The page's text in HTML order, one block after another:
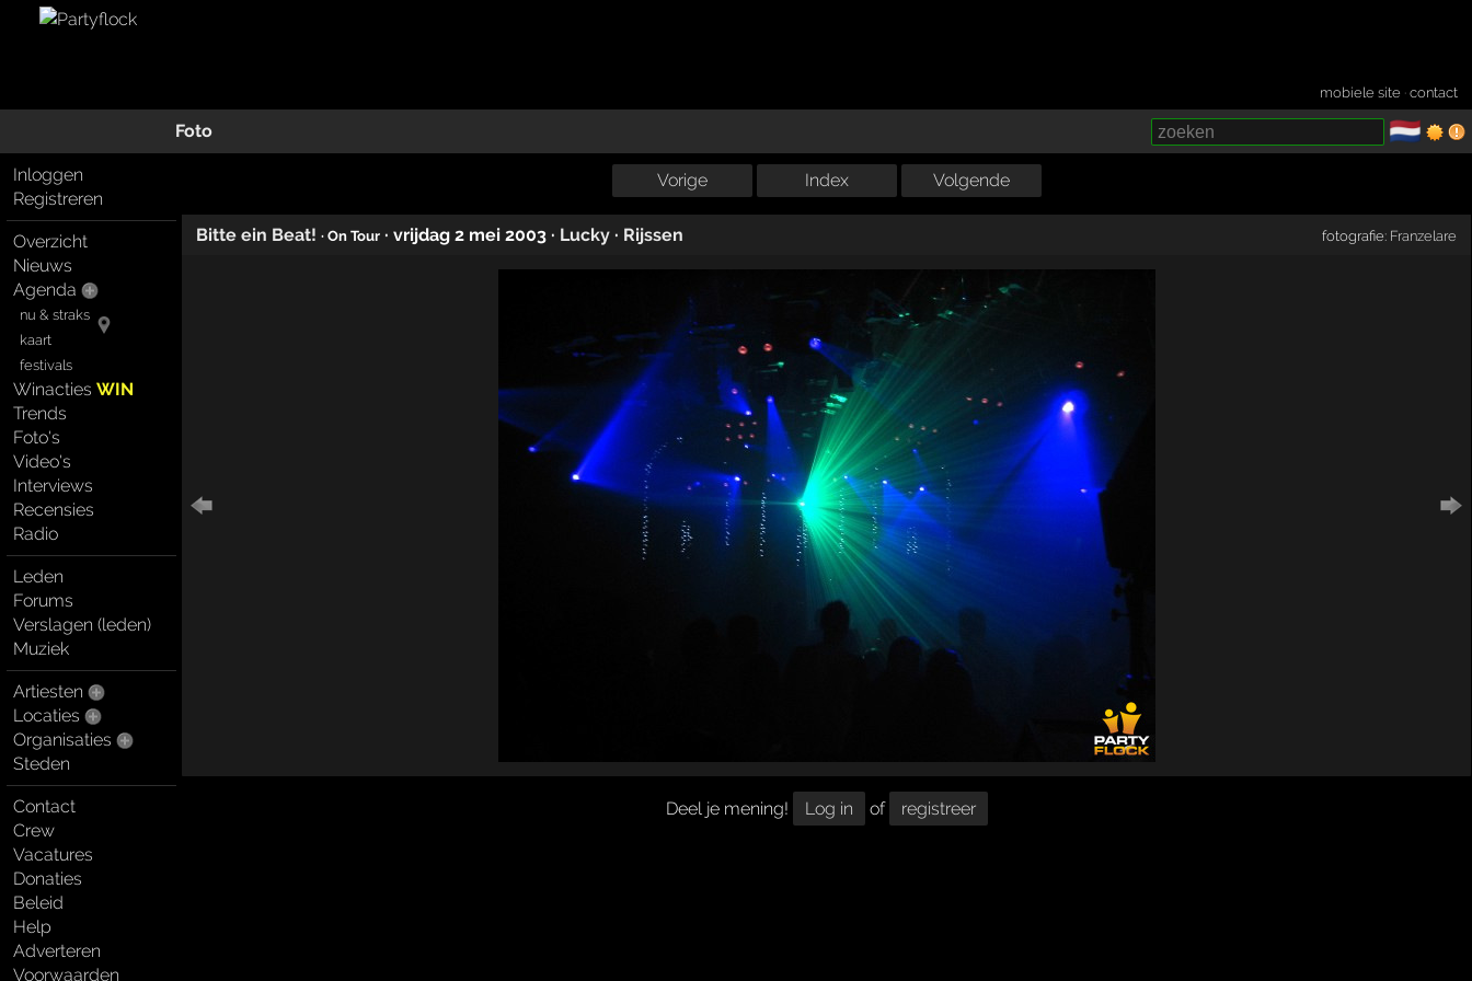
mobiele site ·contact
Foto 🇳🇱
Inloggen
Registreren
Overzicht
Nieuws
Agenda
nu & straks
kaart
festivals
WinactiesWIN
Trends
Foto's
Video's
Interviews
Recensies
Radio
Leden
Forums
Verslagen (leden)
Muziek
Artiesten
Locaties
Organisaties
Steden
Contact
Crew
Vacatures
Donaties
Beleid
Help
Adverteren
Voorwaarden
Vorige Index Volgende
Bitte ein Beat! · On Tour · vrijdag 2 mei 2003 · Lucky · Rijssen fotografie: Franzelare
Deel je mening! Log in of registreer